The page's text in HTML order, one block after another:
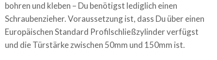
bohren und kleben – Du benötigst lediglich einen
Schraubenzieher. Voraussetzung ist, dass Du über einen
Europäischen Standard Profilschließzylinder verfügst
und die Türstärke zwischen 50mm und 150mm ist.